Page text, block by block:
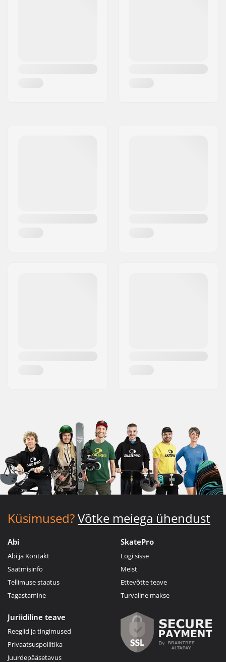
Küsimused?Võtke meiega ühendust
Abi
Abi ja Kontakt
Saatmisinfo
Tellimuse staatus
Tagastamine
SkatePro
Logi sisse
Meist
Ettevõtte teave
Turvaline makse
Juriidiline teave
Reeglid ja tingimused
Privaatsuspoliitika
Juurdepääsetavus